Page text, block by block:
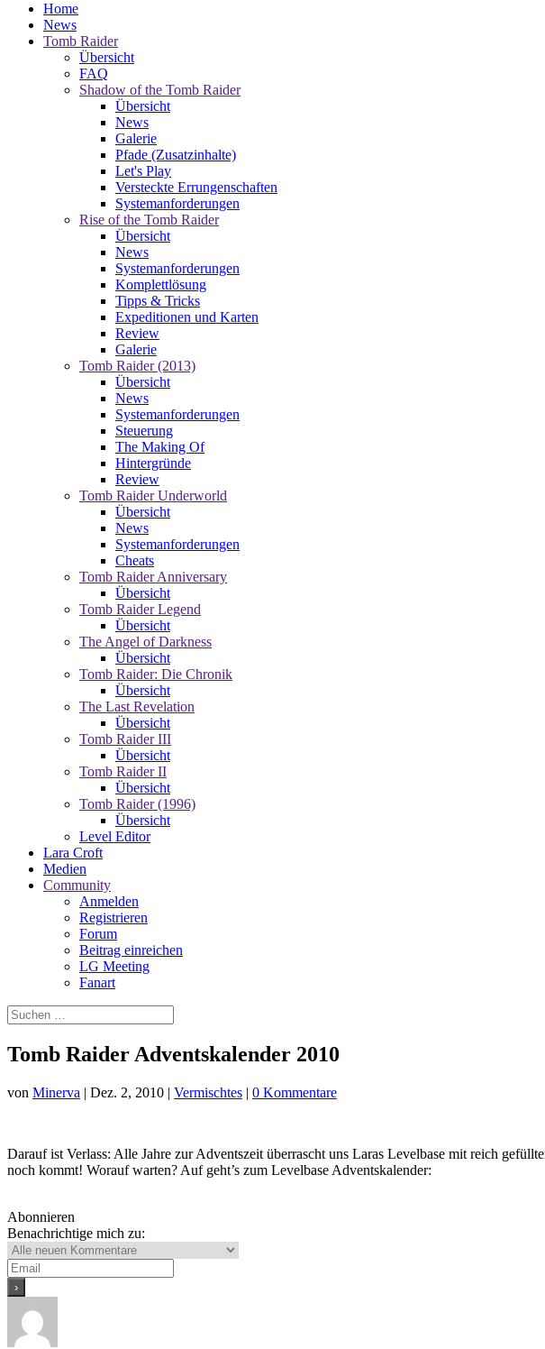
Home
News
Tomb Raider
Übersicht
FAQ
Shadow of the Tomb Raider
Übersicht
News
Galerie
Pfade (Zusatzinhalte)
Let's Play
Versteckte Errungenschaften
Systemanforderungen
Rise of the Tomb Raider
Übersicht
News
Systemanforderungen
Komplettlösung
Tipps & Tricks
Expeditionen und Karten
Review
Galerie
Tomb Raider (2013)
Übersicht
News
Systemanforderungen
Steuerung
The Making Of
Hintergründe
Review
Tomb Raider Underworld
Übersicht
News
Systemanforderungen
Cheats
Tomb Raider Anniversary
Übersicht
Tomb Raider Legend
Übersicht
The Angel of Darkness
Übersicht
Tomb Raider: Die Chronik
Übersicht
The Last Revelation
Übersicht
Tomb Raider III
Übersicht
Tomb Raider II
Übersicht
Tomb Raider (1996)
Übersicht
Level Editor
Lara Croft
Medien
Community
Anmelden
Registrieren
Forum
Beitrag einreichen
LG Meeting
Fanart
Tomb Raider Adventskalender 2010
von Minerva | Dez. 2, 2010 | Vermischtes | 0 Kommentare
Darauf ist Verlass: Alle Jahre zur Adventszeit überrascht uns Laras Levelbase mit reich
noch kommt! Worauf warten? Auf geht’s zum Levelbase Adventskalender:
Abonnieren
Benachrichtige mich zu: